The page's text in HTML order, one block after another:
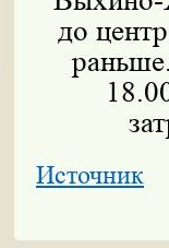
до
Источник